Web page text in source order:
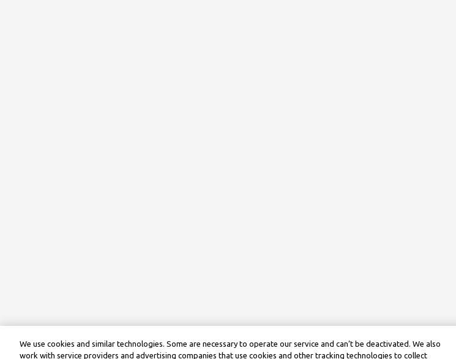
We use cookies and similar technologies. Some are necessary to operate our service and can’t be deactivated. We also
work with service providers and advertising companies that use cookies and other tracking technologies to collect